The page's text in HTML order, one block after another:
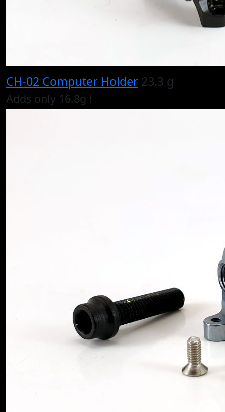
CH-02 Computer Holder 23.3 g
Adds only 16.8g !